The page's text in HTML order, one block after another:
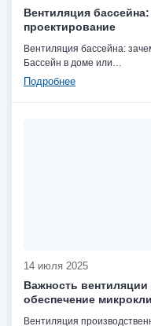
Вентиляция
проектирование
Вентиляция бассейна:
Бассейн в доме или…
Подробнее
14 июля 2025
Важность
обеспечение
Вентиляция